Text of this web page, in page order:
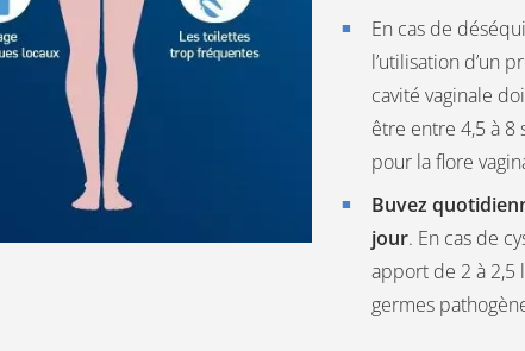
En cas de
l’utilisation d’un
cavité vaginale
être entre 4,5 à
pour la flore
Buvez
jour. En cas de
apport de 2 à 2,5
germes